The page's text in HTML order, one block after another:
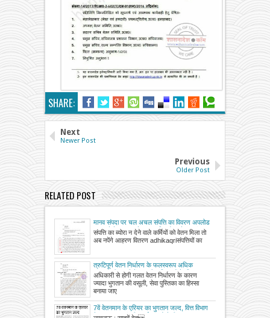
SHARE:
Next
Newer Post
Previous
Older Post
RELATED POST
मानव संपदा पर चल अचल संपत्ति का विवरण अपलोड
ना करने के बावजूद वेतन आहरित हो जाने पर संगत
नियमों के अंतर्गत संबंधित आहरण वितरण अधिकारी
का उत्तरदायित्व निर्धारित किए जाने के संबंध में
संपत्ति का ब्योरा न देने वाले कर्मियों को वेतन मिला तो
अब नपेंगे आहरण वितरण adhikaqriसंपत्तियों का
त्रुटिपूर्ण वेतन निर्धारण के फलस्वरूप अधिक
भुगतान की वसूली में आ रही कठिनाइयों के निवारण
हेतु विभिन्न श्रेणी के कार्मिकों के वेतन निर्धारण एवं
अन्य देयों के भुगतान हेतु दिशा-निर्देश जारी
अधिकारी से होगी गलत वेतन निर्धारण के कारण
ज्यादा भुगतान की वसूली, सेवा पुस्तिका का हिस्सा
बनाया जाए
7वें वेतनमान के एरियर का भुगतान जल्द, वित्त विभाग
ने फाइल मुख्यमंत्री कार्यालय को भेजी